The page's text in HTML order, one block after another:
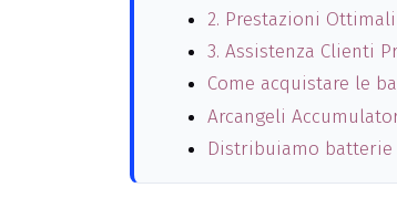
2. Prestazioni Ottimali
3. Assistenza Clienti
Come acquistare le
Arcangeli
Distribuiamo batterie